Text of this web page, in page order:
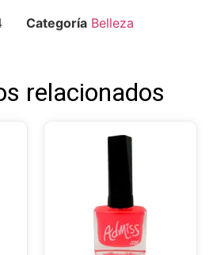
Categoría Belleza
relacionados